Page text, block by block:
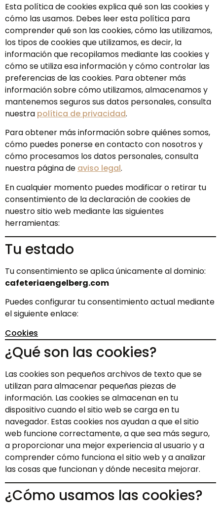
Esta política de cookies explica qué son las cookies y
cómo las usamos. Debes leer esta política para
comprender qué son las cookies, cómo las utilizamos,
los tipos de cookies que utilizamos, es decir, la
información que recopilamos mediante las cookies y
cómo se utiliza esa información y cómo controlar las
preferencias de las cookies. Para obtener más
información sobre cómo utilizamos, almacenamos y
mantenemos seguros sus datos personales, consulta
nuestra política de privacidad.
Para obtener más información sobre quiénes somos,
cómo puedes ponerse en contacto con nosotros y
cómo procesamos los datos personales, consulta
nuestra página de aviso legal.
En cualquier momento puedes modificar o retirar tu
consentimiento de la declaración de cookies de
nuestro sitio web mediante las siguientes
herramientas:
Tu estado
Tu consentimiento se aplica únicamente al dominio:
cafeteriaengelberg.com
Puedes configurar tu consentimiento actual mediante
el siguiente enlace:
Cookies
¿Qué son las cookies?
Las cookies son pequeños archivos de texto que se
utilizan para almacenar pequeñas piezas de
información. Las cookies se almacenan en tu
dispositivo cuando el sitio web se carga en tu
navegador. Estas cookies nos ayudan a que el sitio
web funcione correctamente, a que sea más seguro,
a proporcionar una mejor experiencia al usuario y a
comprender cómo funciona el sitio web y a analizar
las cosas que funcionan y dónde necesita mejorar.
¿Cómo usamos las cookies?